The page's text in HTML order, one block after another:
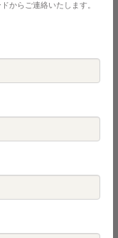
からご連絡いたします。